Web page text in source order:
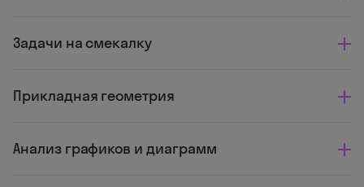
Задачи на смекалку
Прикладная геометрия
Анализ графиков и диаграмм